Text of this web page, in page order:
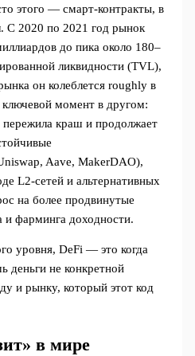
этого — смарт‑контракты, в
С 2020 по 2021 год рынок
до пика около 180–
ликвидности (TVL),
он колеблется roughly в
момент в другом:
пережила краш и продолжает
Aave, MakerDAO),
L2‑сетей и альтернативных
на более продвинутые
и фарминга доходности.
уровня, DeFi — это когда
деньги не конкретной
и рынку, который этот код
в мире